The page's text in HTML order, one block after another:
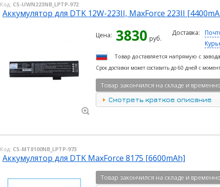
Код: CS-UWN223NB_LPTP-972
Аккумулятор для DTK 12W-223II, MaxForce 223II
Цена: 3830 руб.
Доставка:
Товар доставляется напрямую с
Срок доставки может составить до 60 дней с
Товар закончился на складе и
Смотреть краткое описание
Код: CS-MT8100NB_LPTP-973
Аккумулятор для DTK MaxForce 8175 [6600mAh]
Товар закончился на складе и